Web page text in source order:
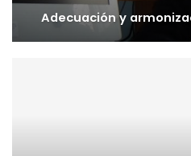
Adecuación y